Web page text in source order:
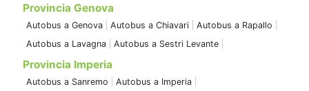
Provincia Genova
Autobus a Genova Autobus a Chiavari
Autobus a Rapallo
Autobus a Lavagna
Autobus a Sestri Levante
Provincia Imperia
Autobus a Sanremo
Autobus a Imperia